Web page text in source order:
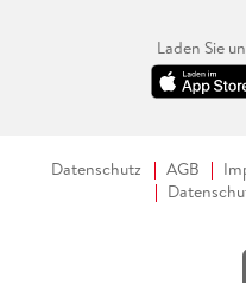
Laden Sie
Datenschutz AGB